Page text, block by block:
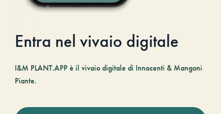
Entra nel vivaio digitale
I&M PLANT.APP è il vivaio digitale di Innocenti & Mangoni
Piante.